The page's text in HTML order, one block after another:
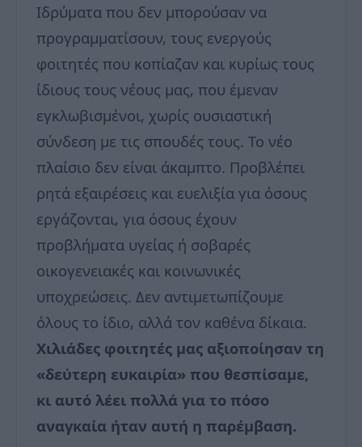
Ιδρύματα που δεν μπορούσαν να
προγραμματίσουν, τους ενεργούς
φοιτητές που κοπίαζαν και κυρίως τους
ίδιους τους νέους μας, που έμεναν
εγκλωβισμένοι, χωρίς ουσιαστική
σύνδεση με τις σπουδές τους. Το νέο
πλαίσιο δεν είναι άκαμπτο. Προβλέπει
ρητά εξαιρέσεις και ευελιξία για όσους
εργάζονται, για όσους έχουν
προβλήματα υγείας ή σοβαρές
οικογενειακές και κοινωνικές
υποχρεώσεις. Δεν αντιμετωπίζουμε
όλους το ίδιο, αλλά τον καθένα δίκαια.
Χιλιάδες φοιτητές μας αξιοποίησαν τη
«δεύτερη ευκαιρία» που θεσπίσαμε,
κι αυτό λέει πολλά για το πόσο
αναγκαία ήταν αυτή η παρέμβαση.